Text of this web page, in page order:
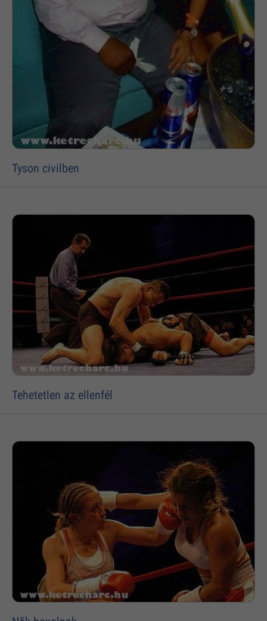
Tyson civilben
Tehetetlen az ellenfél